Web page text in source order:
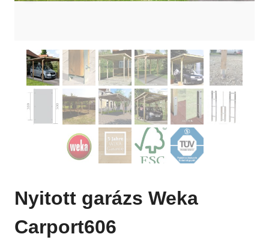
Nyitott garázs Weka
Carport606